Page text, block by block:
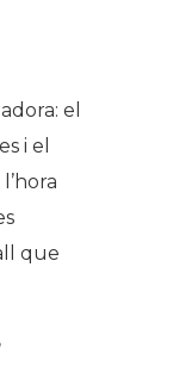
el
i el
que